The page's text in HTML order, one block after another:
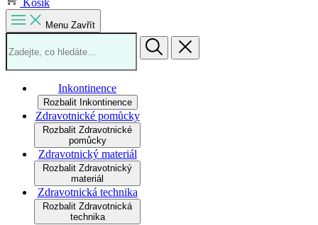
Košík
Menu Zavřít
Inkontinence
Rozbalit Inkontinence
Zdravotnické pomůcky
Rozbalit Zdravotnické
pomůcky
Zdravotnický materiál
Rozbalit Zdravotnický
materiál
Zdravotnická technika
Rozbalit Zdravotnická
technika